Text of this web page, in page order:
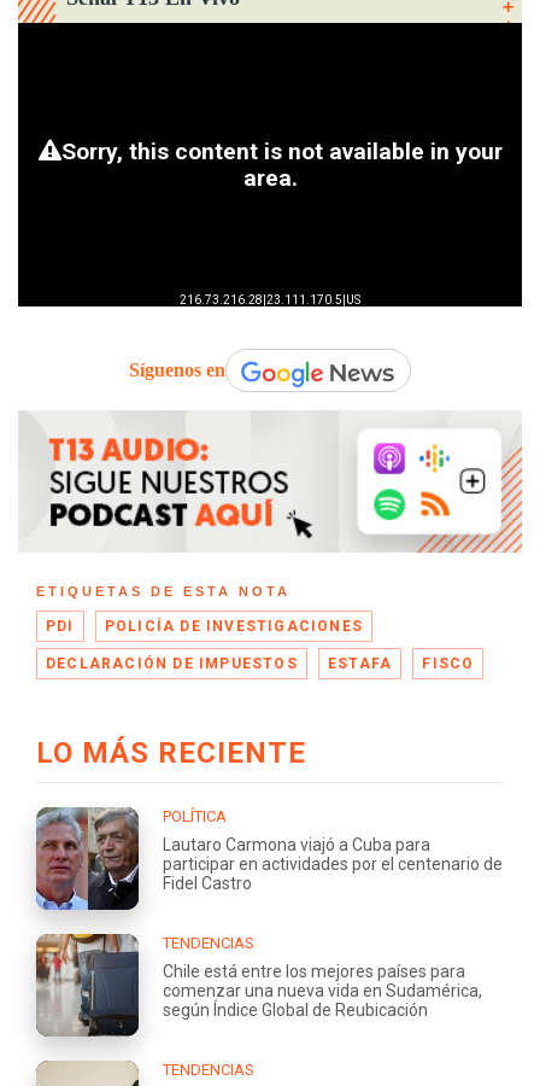
Síguenos en
ETIQUETAS DE ESTA NOTA
PDI POLICÍA DE INVESTIGACIONES
DECLARACIÓN DE IMPUESTOS ESTAFA FISCO
LO MÁS RECIENTE
POLÍTICA
Lautaro Carmona viajó a Cuba para
participar en actividades por el centenario de
Fidel Castro
TENDENCIAS
Chile está entre los mejores países para
comenzar una nueva vida en Sudamérica,
según Índice Global de Reubicación
TENDENCIAS